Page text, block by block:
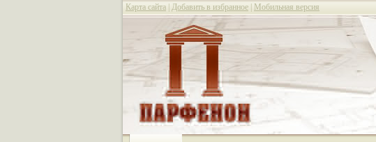
Карта сайта Добавить в избранное Мобильная версия